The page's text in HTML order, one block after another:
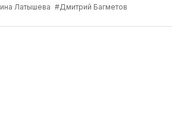
Латышева #Дмитрий Багметов